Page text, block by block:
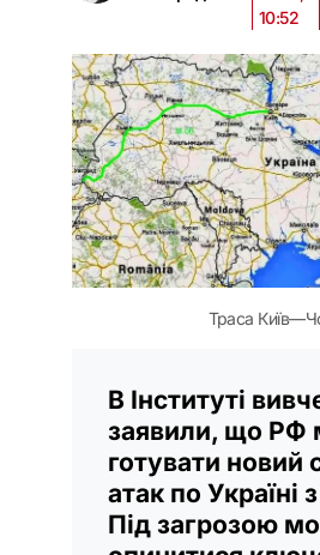
10:52
Траса
В Інституті
заявили, що РФ
готувати новий
атак по Україні
Під загрозою